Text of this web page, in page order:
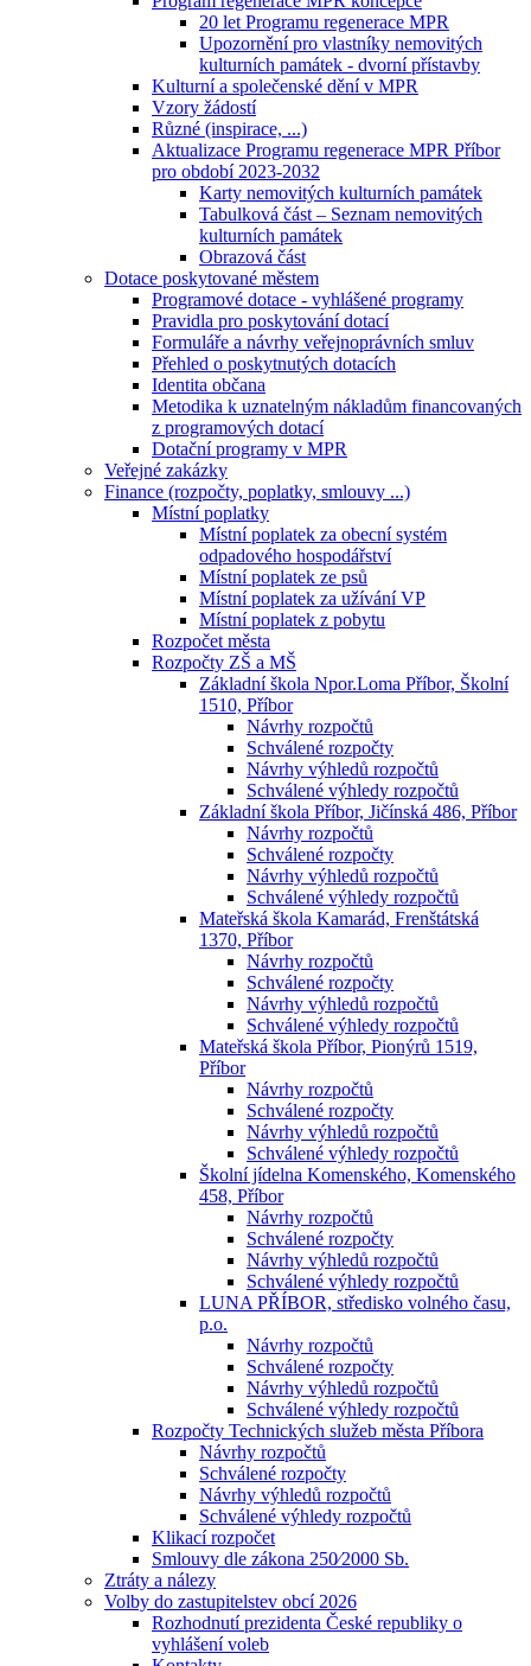
20 let Programu regenerace MPR
Upozornění pro vlastníky nemovitých
kulturních památek - dvorní přístavby
Kulturní a společenské dění v MPR
Vzory žádostí
Různé (inspirace, ...)
Aktualizace Programu regenerace MPR Příbor
pro období 2023-2032
Karty nemovitých kulturních památek
Tabulková část – Seznam nemovitých
kulturních památek
Obrazová část
Dotace poskytované městem
Programové dotace - vyhlášené programy
Pravidla pro poskytování dotací
Formuláře a návrhy veřejnoprávních smluv
Přehled o poskytnutých dotacích
Identita občana
Metodika k uznatelným nákladům financovaných
z programových dotací
Dotační programy v MPR
Veřejné zakázky
Finance (rozpočty, poplatky, smlouvy ...)
Místní poplatky
Místní poplatek za obecní systém
odpadového hospodářství
Místní poplatek ze psů
Místní poplatek za užívání VP
Místní poplatek z pobytu
Rozpočet města
Rozpočty ZŠ a MŠ
Základní škola Npor.Loma Příbor, Školní
1510, Příbor
Návrhy rozpočtů
Schválené rozpočty
Návrhy výhledů rozpočtů
Schválené výhledy rozpočtů
Základní škola Příbor, Jičínská 486, Příbor
Návrhy rozpočtů
Schválené rozpočty
Návrhy výhledů rozpočtů
Schválené výhledy rozpočtů
Mateřská škola Kamarád, Frenštátská
1370, Příbor
Návrhy rozpočtů
Schválené rozpočty
Návrhy výhledů rozpočtů
Schválené výhledy rozpočtů
Mateřská škola Příbor, Pionýrů 1519,
Příbor
Návrhy rozpočtů
Schválené rozpočty
Návrhy výhledů rozpočtů
Schválené výhledy rozpočtů
Školní jídelna Komenského, Komenského
458, Příbor
Návrhy rozpočtů
Schválené rozpočty
Návrhy výhledů rozpočtů
Schválené výhledy rozpočtů
LUNA PŘÍBOR, středisko volného času,
p.o.
Návrhy rozpočtů
Schválené rozpočty
Návrhy výhledů rozpočtů
Schválené výhledy rozpočtů
Rozpočty Technických služeb města Příbora
Návrhy rozpočtů
Schválené rozpočty
Návrhy výhledů rozpočtů
Schválené výhledy rozpočtů
Klikací rozpočet
Smlouvy dle zákona 250⁄2000 Sb.
Ztráty a nálezy
Volby do zastupitelstev obcí 2026
Rozhodnutí prezidenta České republiky o
vyhlášení voleb